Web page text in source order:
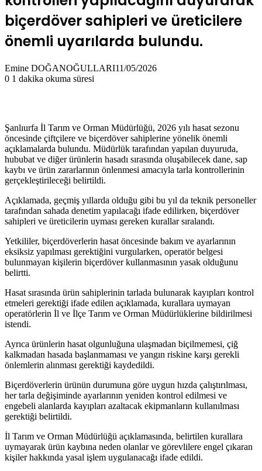
biçerdöver sahipleri ve üreticilere
önemli uyarılarda bulundu.
Emine DOĞANOĞULLARI11/05/2026
0 1 dakika okuma süresi
Şanlıurfa İl Tarım ve Orman Müdürlüğü, 2026 yılı hasat sezonu
öncesinde çiftçilere ve biçerdöver sahiplerine yönelik önemli
açıklamalarda bulundu. Müdürlük tarafından yapılan duyuruda,
hububat ve diğer ürünlerin hasadı sırasında oluşabilecek dane, sap
kaybı ve ürün zararlarının önlenmesi amacıyla tarla kontrollerinin
gerçekleştirileceği belirtildi.
Açıklamada, geçmiş yıllarda olduğu gibi bu yıl da teknik personeller
tarafından sahada denetim yapılacağı ifade edilirken, biçerdöver
sahipleri ve üreticilerin uyması gereken kurallar sıralandı.
Yetkililer, biçerdöverlerin hasat öncesinde bakım ve ayarlarının
eksiksiz yapılması gerektiğini vurgularken, operatör belgesi
bulunmayan kişilerin biçerdöver kullanmasının yasak olduğunu
belirtti.
Hasat sırasında ürün sahiplerinin tarlada bulunarak kayıpları kontrol
etmeleri gerektiği ifade edilen açıklamada, kurallara uymayan
operatörlerin İl ve İlçe Tarım ve Orman Müdürlüklerine bildirilmesi
istendi.
Ayrıca ürünlerin hasat olgunluğuna ulaşmadan biçilmemesi, çiğ
kalkmadan hasada başlanmaması ve yangın riskine karşı gerekli
önlemlerin alınması gerektiği kaydedildi.
Biçerdöverlerin ürünün durumuna göre uygun hızda çalıştırılması,
her tarla değişiminde ayarlarının yeniden kontrol edilmesi ve
engebeli alanlarda kayıpları azaltacak ekipmanların kullanılması
gerektiği belirtildi.
İl Tarım ve Orman Müdürlüğü açıklamasında, belirtilen kurallara
uymayarak ürün kaybına neden olanlar ve görevlilere engel çıkaran
kişiler hakkında yasal işlem uygulanacağı ifade edildi.